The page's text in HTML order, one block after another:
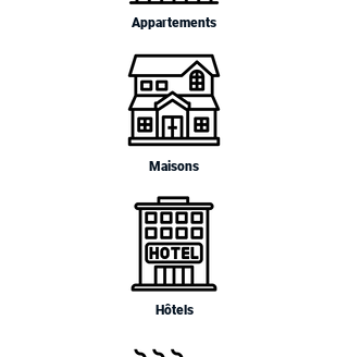
Appartements
Maisons
Hôtels